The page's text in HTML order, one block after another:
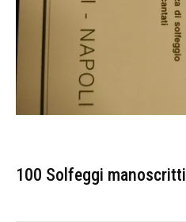
100 Solfeggi manoscritti